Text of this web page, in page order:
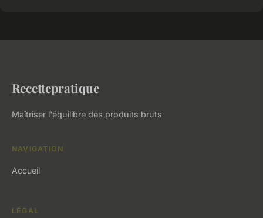
Recettepratique
Maîtriser l'équilibre des produits bruts
NAVIGATION
Accueil
LÉGAL